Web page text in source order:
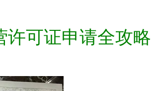
许可证申请全攻略